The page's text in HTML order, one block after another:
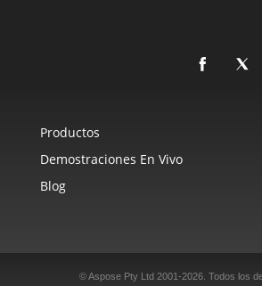
Productos
Demostraciones En Vivo
Blog
© Aspose Pty Ltd 2001-2026. Todos los